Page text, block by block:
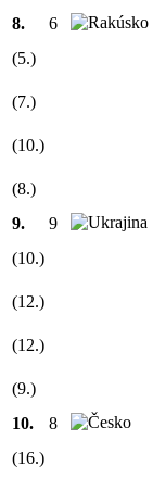
8.
6
(5.)
(7.)
(10.)
(8.)
9.
9
(10.)
(12.)
(12.)
(9.)
10.
8
(16.)